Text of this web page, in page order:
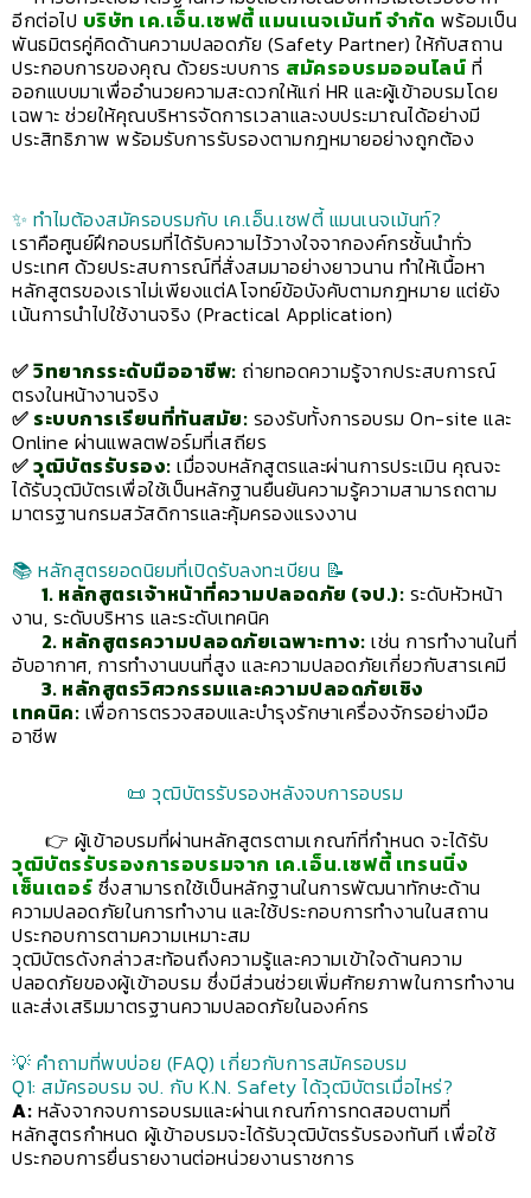
อีกต่อไป บริษัท เค.เอ็น.เซฟตี้ แมนเนจเม้นท์ จำกัด พร้อมเป็น
พันธมิตรคู่คิดด้านความปลอดภัย (Safety Partner) ให้กับสถาน
ประกอบการของคุณ ด้วยระบบการ สมัครอบรมออนไลน์ ที่
ออกแบบมาเพื่ออำนวยความสะดวกให้แก่ HR และผู้เข้าอบรมโดย
เฉพาะ ช่วยให้คุณบริหารจัดการเวลาและงบประมาณได้อย่างมี
ประสิทธิภาพ พร้อมรับการรับรองตามกฎหมายอย่างถูกต้อง
✨ ทำไมต้องสมัครอบรมกับ เค.เอ็น.เซฟตี้ แมนเนจเม้นท์?
เราคือศูนย์ฝึกอบรมที่ได้รับความไว้วางใจจากองค์กรชั้นนำทั่ว
ประเทศ ด้วยประสบการณ์ที่สั่งสมมาอย่างยาวนาน ทำให้เนื้อหา
หลักสูตรของเราไม่เพียงแต่Aโจทย์ข้อบังคับตามกฎหมาย แต่ยัง
เน้นการนำไปใช้งานจริง (Practical Application)
✅วิทยากรระดับมืออาชีพ: ถ่ายทอดความรู้จากประสบการณ์
ตรงในหน้างานจริง
✅ ระบบการเรียนที่ทันสมัย: รองรับทั้งการอบรม On-site และ
Online ผ่านแพลตฟอร์มที่เสถียร
✅วุฒิบัตรรับรอง: เมื่อจบหลักสูตรและผ่านการประเมิน คุณจะ
ได้รับวุฒิบัตรเพื่อใช้เป็นหลักฐานยืนยันความรู้ความสามารถตาม
มาตรฐานกรมสวัสดิการและคุ้มครองแรงงาน
📚 หลักสูตรยอดนิยมที่เปิดรับลงทะเบียน 📝
1. หลักสูตรเจ้าหน้าที่ความปลอดภัย (จป.): ระดับหัวหน้า
งาน, ระดับบริหาร และระดับเทคนิค
2. หลักสูตรความปลอดภัยเฉพาะทาง: เช่น การทำงานในที่
อับอากาศ, การทำงานบนที่สูง และความปลอดภัยเกี่ยวกับสารเคมี
3. หลักสูตรวิศวกรรมและความปลอดภัยเชิง
เทคนิค: เพื่อการตรวจสอบและบำรุงรักษาเครื่องจักรอย่างมือ
อาชีพ
📜 วุฒิบัตรรับรองหลังจบการอบรม
👉 ผู้เข้าอบรมที่ผ่านหลักสูตรตามเกณฑ์ที่กำหนด จะได้รับ
วุฒิบัตรรับรองการอบรมจาก เค.เอ็น.เซฟตี้ เทรนนิ่ง
เซ็นเตอร์ ซึ่งสามารถใช้เป็นหลักฐานในการพัฒนาทักษะด้าน
ความปลอดภัยในการทำงาน และใช้ประกอบการทำงานในสถาน
ประกอบการตามความเหมาะสม
วุฒิบัตรดังกล่าวสะท้อนถึงความรู้และความเข้าใจด้านความ
ปลอดภัยของผู้เข้าอบรม ซึ่งมีส่วนช่วยเพิ่มศักยภาพในการทำงาน
และส่งเสริมมาตรฐานความปลอดภัยในองค์กร
💡 คำถามที่พบบ่อย (FAQ) เกี่ยวกับการสมัครอบรม
Q1: สมัครอบรม จป. กับ K.N. Safety ได้วุฒิบัตรเมื่อไหร่?
A: หลังจากจบการอบรมและผ่านเกณฑ์การทดสอบตามที่
หลักสูตรกำหนด ผู้เข้าอบรมจะได้รับวุฒิบัตรรับรองทันที เพื่อใช้
ประกอบการยื่นรายงานต่อหน่วยงานราชการ